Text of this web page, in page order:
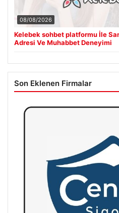
08/08/2026
Kelebek sohbet platformu İle
Adresi Ve Muhabbet Deneyimi
Son Eklenen Firmalar